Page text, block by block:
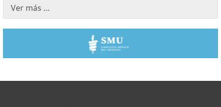
Ver más …